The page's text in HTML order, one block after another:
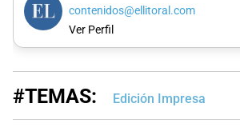
contenidos@ellitoral.com
Ver Perfil
#TEMAS: Edición Impresa